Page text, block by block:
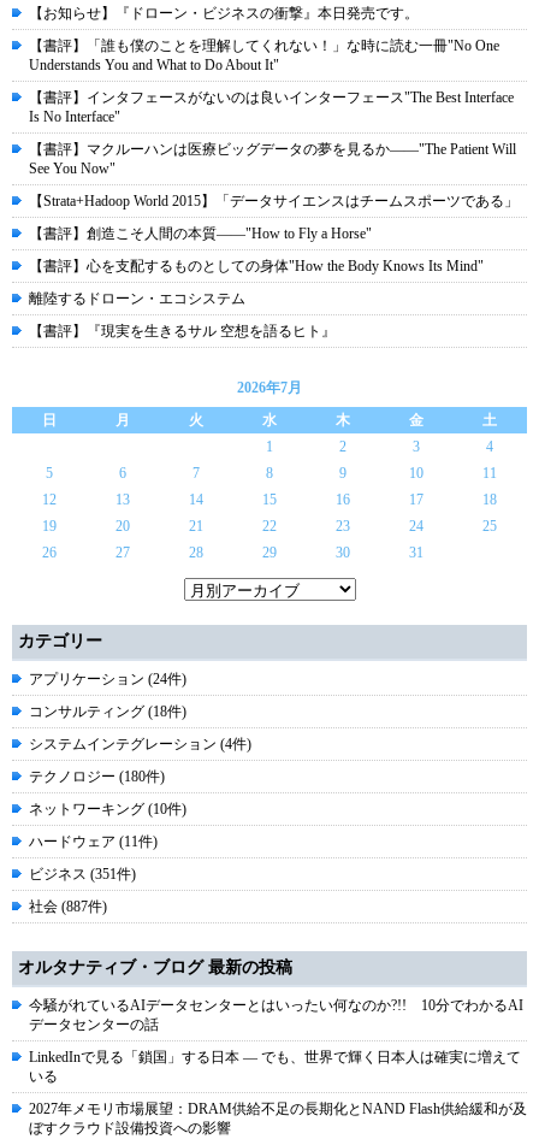
【お知らせ】『ドローン・ビジネスの衝撃』本日発売です。
【書評】「誰も僕のことを理解してくれない！」な時に読む一冊"No One
Understands You and What to Do About It"
【書評】インタフェースがないのは良いインターフェース"The Best Interface
Is No Interface"
【書評】マクルーハンは医療ビッグデータの夢を見るか――"The Patient Will
See You Now"
【Strata+Hadoop World 2015】「データサイエンスはチームスポーツである」
【書評】創造こそ人間の本質――"How to Fly a Horse"
【書評】心を支配するものとしての身体"How the Body Knows Its Mind"
離陸するドローン・エコシステム
【書評】『現実を生きるサル 空想を語るヒト』
2026年7月
日
月 火 水 木 金
土
1
2 3
4
5
6 7 8 9 10
11
12
13 14 15 16 17
18
19
20 21 22 23 24
25
26
27 28 29 30 31
カテゴリー
アプリケーション (24件)
コンサルティング (18件)
システムインテグレーション (4件)
テクノロジー (180件)
ネットワーキング (10件)
ハードウェア (11件)
ビジネス (351件)
社会 (887件)
オルタナティブ・ブログ 最新の投稿
今騒がれているAIデータセンターとはいったい何なのか?!! 10分でわかるAI
データセンターの話
LinkedInで見る「鎖国」する日本 ― でも、世界で輝く日本人は確実に増えて
いる
2027年メモリ市場展望：DRAM供給不足の長期化とNAND Flash供給緩和が及
ぼすクラウド設備投資への影響